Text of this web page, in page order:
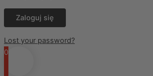
Lost your password?
0